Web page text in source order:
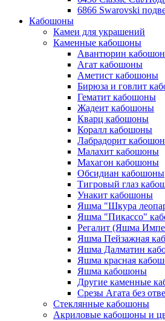
6866 Swarovski
Кабошоны
Камеи для украшений
Каменные кабошоны
Авантюрин
Агат кабошоны
Аметист кабошоны
Бирюза и говлит
Гематит кабошоны
Жадеит кабошоны
Кварц кабошоны
Коралл кабошоны
Лабрадорит
Малахит кабошоны
Махагон кабошоны
Обсидиан кабошоны
Тигровый глаз
Унакит кабошоны
Яшма "Шкура
Яшма "Пикассо"
Регалит (Яшма
Яшма Пейзажная
Яшма Далматин
Яшма красная
Яшма кабошоны
Другие каменные
Срезы Агата без
Стеклянные кабошоны
Акриловые кабошоны и